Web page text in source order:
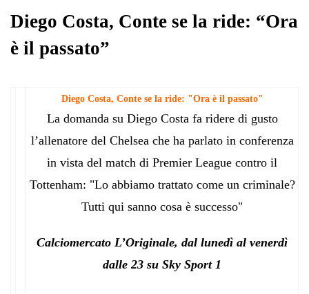
pp m
di
Diego Costa, Conte se la ride: “Ora
è il passato”
Diego Costa, Conte se la ride: "Ora è il passato"
La domanda su Diego Costa fa ridere di gusto
l’allenatore del Chelsea che ha parlato in conferenza
in vista del match di Premier League contro il
Tottenham: "Lo abbiamo trattato come un criminale?
Tutti qui sanno cosa è successo"
Calciomercato L’Originale, dal lunedì al venerdì
dalle 23 su Sky Sport 1